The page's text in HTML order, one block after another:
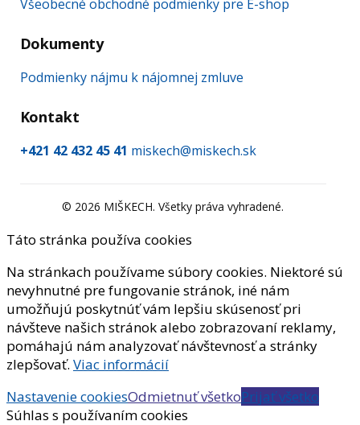
Všeobecné obchodné podmienky pre E-shop
Dokumenty
Podmienky nájmu k nájomnej zmluve
Kontakt
+421 42 432 45 41 miskech@miskech.sk
© 2026 MIŠKECH. Všetky práva vyhradené.
Táto stránka používa cookies
Na stránkach používame súbory cookies. Niektoré sú
nevyhnutné pre fungovanie stránok, iné nám
umožňujú poskytnúť vám lepšiu skúsenosť pri
návšteve našich stránok alebo zobrazovaní reklamy,
pomáhajú nám analyzovať návštevnosť a stránky
zlepšovať. Viac informácií
Nastavenie cookiesOdmietnuť všetkoPrijať všetko
Súhlas s používaním cookies